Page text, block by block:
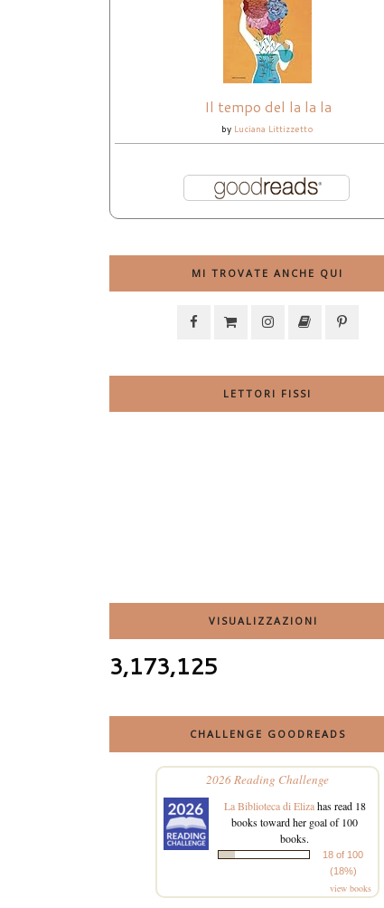
Il tempo del la la la
by Luciana Littizzetto
MI TROVATE ANCHE QUI
LETTORI FISSI
VISUALIZZAZIONI
3,173,125
CHALLENGE GOODREADS
2026 Reading Challenge
La Biblioteca di Elizahas read 18
books toward her goal of 100
books.
18 of 100
(18%)
view books